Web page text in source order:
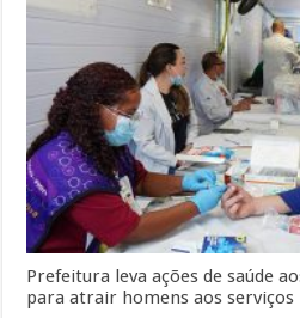
Prefeitura leva ações de saúde
para atrair homens aos serviços